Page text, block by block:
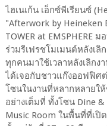
ไฮเนเก้น เอ็กซ์พีเรียนซ์
"Afterwork by Heineken
TOWER at
ร่วมรีเฟรชโมเมนต์หลังเลิ
ทุกคนมาใช้เวลาหลังเลิกง
ได้เจอกับชาวแก๊งออฟฟิศ
โซนในงานที่หลากหลายใ
อย่างเต็มที่ ทั้งโซน Dine
Music Room ในพื้นที่ที่เปิ